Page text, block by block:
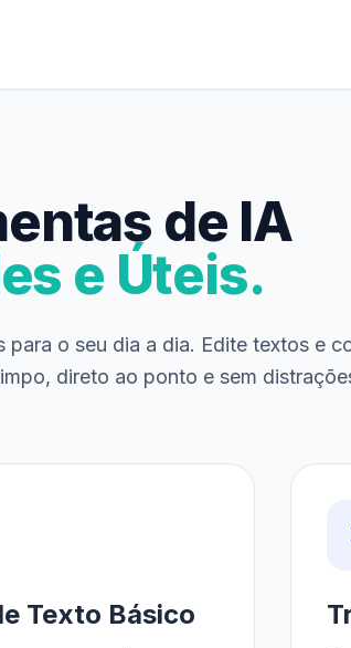
de IA
e Úteis.
para o seu dia a dia. Edite textos e
direto ao ponto e sem
Texto Básico